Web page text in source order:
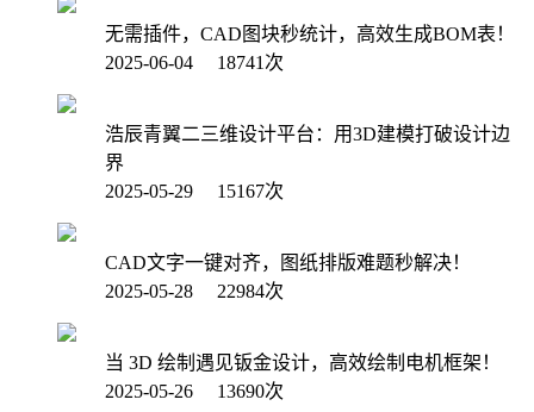
无需插件，CAD图块秒统计，高效生成BOM表！
2025-06-04 18741次
浩辰青翼二三维设计平台：用3D建模打破设计边
界
2025-05-29 15167次
CAD文字一键对齐，图纸排版难题秒解决！
2025-05-28 22984次
当 3D 绘制遇见钣金设计，高效绘制电机框架！
2025-05-26 13690次